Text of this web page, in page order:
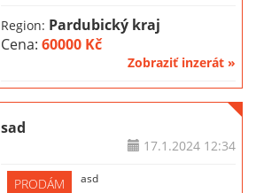
Region: Pardubický kraj
Cena:60000 Kč
Zobraziť inzerát »
sad
17.1.202412:34
PRODÁM asd